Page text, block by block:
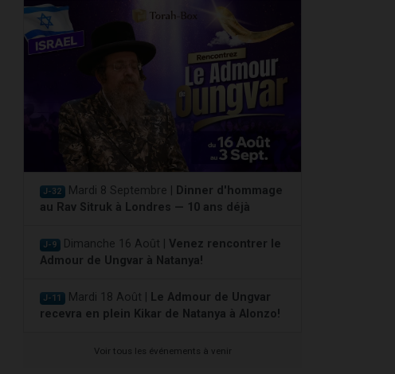
J-32 Mardi 8 Septembre |
Dinner d'hommage
au Rav Sitruk à Londres — 10 ans déjà
J-9 Dimanche 16 Août | Venez rencontrer le
Admour de Ungvar à Natanya!
J-11 Mardi 18 Août |
Le Admour de Ungvar
recevra en plein Kikar de Natanya à Alonzo!
Voir tous les événements à venir